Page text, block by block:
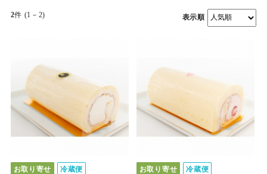
2件 (1－2) 表示順
お取り寄せ
冷蔵便
お取り寄せ
冷蔵便